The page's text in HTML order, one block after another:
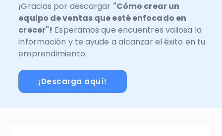
¡Gracias por descargar "Cómo crear un
equipo de ventas que esté enfocado en
crecer"! Esperamos que encuentres valiosa la
información y te ayude a alcanzar el éxito en tu
emprendimiento.
¡Descarga aquí!